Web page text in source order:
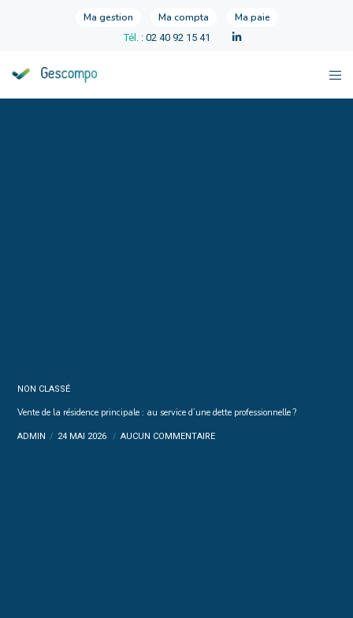
Ma gestion Ma compta Ma paie
Tél. : 02 40 92 15 41
NON CLASSÉ
Vente de la résidence principale : au service d’une dette professionnelle ?
ADMIN 24 MAI 2026 AUCUN COMMENTAIRE